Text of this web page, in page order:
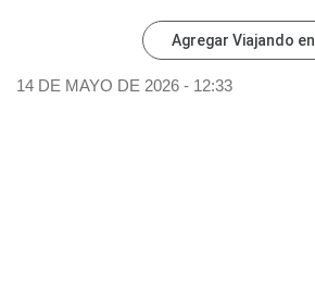
Agregar Viajando en
14 DE MAYO DE 2026 - 12:33